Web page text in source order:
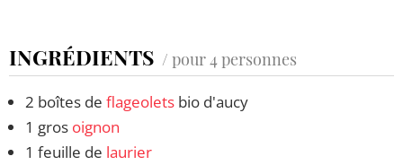
INGRÉDIENTS / pour 4 personnes
2 boîtes de flageolets bio d'aucy
1 gros oignon
1 feuille de laurier